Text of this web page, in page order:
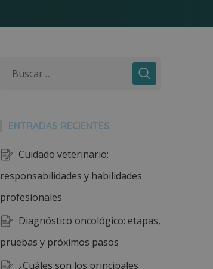
ENTRADAS RECIENTES
Cuidado veterinario:
responsabilidades y habilidades
profesionales
Diagnóstico oncológico: etapas,
pruebas y próximos pasos
¿Cuáles son los principales